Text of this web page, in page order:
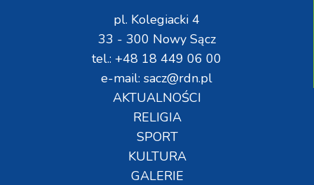
pl. Kolegiacki 4
33 - 300 Nowy Sącz
tel.: +48 18 449 06 00
e-mail: sacz@rdn.pl
AKTUALNOŚCI
RELIGIA
SPORT
KULTURA
GALERIE